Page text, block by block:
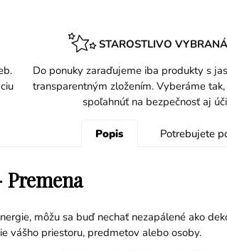
STAROSTLIVO
Do ponuky zaraďujeme iba produkty s
transparentným zložením. Vyberáme
spoľahnúť na bezpečnosť aj
Popis Potrebujete
Premena
môžu sa buď nechať nezapálené ako
vášho priestoru, predmetov alebo osoby.